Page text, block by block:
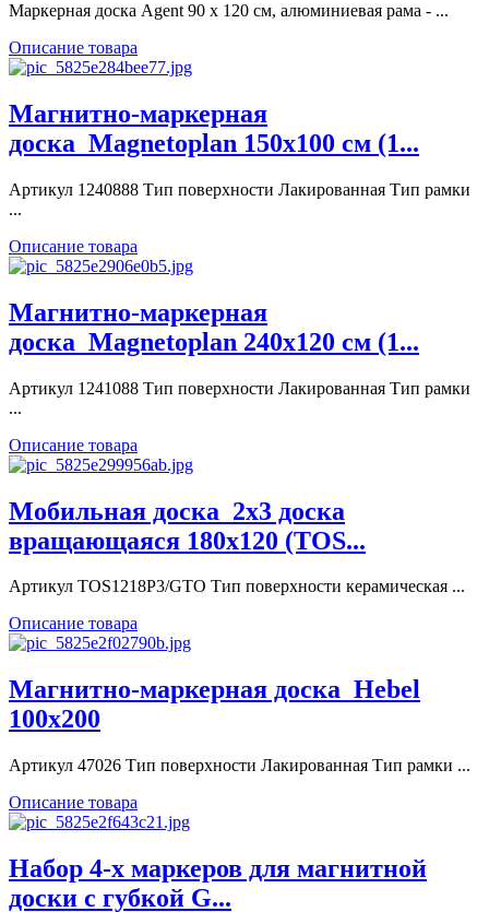
Маркерная доска Agent 90 х 120 см, алюминиевая рама - ...
Описание товара
Магнитно-маркерная
доска_Magnetoplan 150x100 см (1...
Артикул 1240888 Тип поверхности Лакированная Тип рамки
...
Описание товара
Магнитно-маркерная
доска_Magnetoplan 240x120 см (1...
Артикул 1241088 Тип поверхности Лакированная Тип рамки
...
Описание товара
Мобильная доска_2x3 доска
вращающаяся 180x120 (TOS...
Артикул TOS1218P3/GTO Тип поверхности керамическая ...
Описание товара
Магнитно-маркерная доска_Hebel
100x200
Артикул 47026 Тип поверхности Лакированная Тип рамки ...
Описание товара
Набор 4-х маркеров для магнитной
доски с губкой G...